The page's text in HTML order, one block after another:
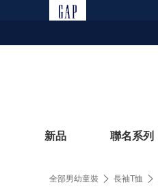
仿冒網站提醒｜Gap 官方網站聲明
新品 聯名系列
全部男幼童裝 長袖T恤